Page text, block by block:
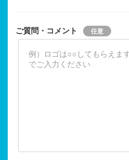
ご質問・コメント